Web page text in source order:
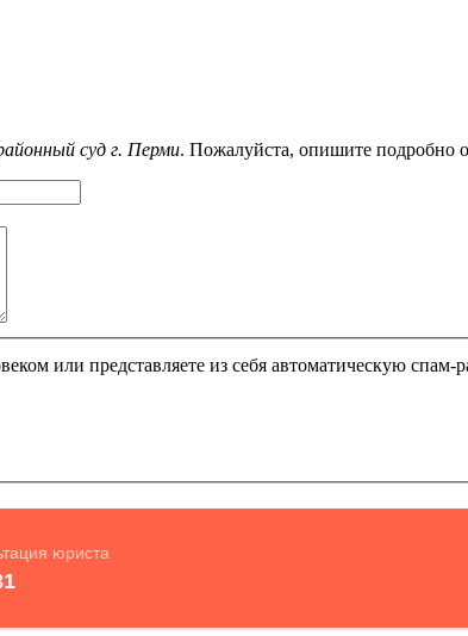
суд г. Перми. Пожалуйста, опишите подробно
или представляете из себя автоматическую спам-